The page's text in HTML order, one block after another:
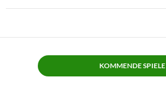
KOMMENDE SPIELE